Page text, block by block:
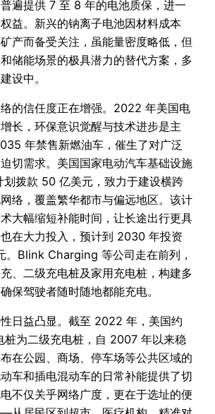
遍提供 7 至 8 年的电池质保，进一
益。新兴的钠离子电池因材料成本
产而备受关注，虽能量密度略低，但
储能场景的极具潜力的替代方案，多
设中。
的信任度正在增强。2022 年美国电
长，环保意识觉醒与技术进步是主
年禁售新燃油车，催生了对广泛
切需求。美国国家电动汽车基础设施
划拨款 50 亿美元，致力于建设横跨
络，覆盖繁华都市与偏远地区。该计
大幅缩短补能时间，让长途出行更具
在大力投入，预计到 2030 年投资
。Blink Charging 等公司走在前列，
、二级充电桩及家用充电桩，构建多
保驾驶者随时随地都能充电。
日益凸显。截至 2022 年，美国约
桩为二级充电桩，自 2007 年以来稳
在公园、商场、停车场等公共区域的
车和插电混动车的日常补能提供了切
不仅关乎网络广度，更在于选址的便